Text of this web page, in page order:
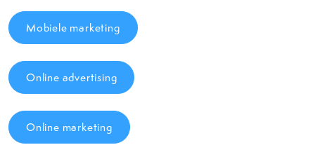
Mobiele marketing
Online advertising
Online marketing